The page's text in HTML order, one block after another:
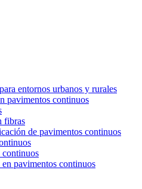
entornos urbanos y rurales
pavimentos continuos
fibras
de pavimentos continuos
continuos
pavimentos continuos